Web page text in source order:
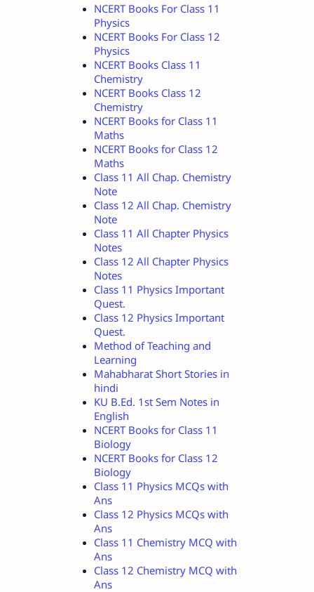
NCERT Books For Class 11
Physics
NCERT Books For Class 12
Physics
NCERT Books Class 11
Chemistry
NCERT Books Class 12
Chemistry
NCERT Books for Class 11
Maths
NCERT Books for Class 12
Maths
Class 11 All Chap. Chemistry
Note
Class 12 All Chap. Chemistry
Note
Class 11 All Chapter Physics
Notes
Class 12 All Chapter Physics
Notes
Class 11 Physics Important
Quest.
Class 12 Physics Important
Quest.
Method of Teaching and
Learning
Mahabharat Short Stories in
hindi
KU B.Ed. 1st Sem Notes in
English
NCERT Books for Class 11
Biology
NCERT Books for Class 12
Biology
Class 11 Physics MCQs with
Ans
Class 12 Physics MCQs with
Ans
Class 11 Chemistry MCQ with
Ans
Class 12 Chemistry MCQ with
Ans